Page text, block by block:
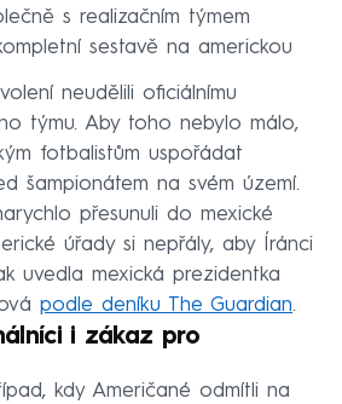
s realizačním týmem
sestavě na americkou
neudělili oficiálnímu
týmu. Aby toho nebylo málo,
fotbalistům uspořádat
šampionátem na svém území.
přesunuli do mexické
úřady si nepřály, aby Íránci
uvedla mexická prezidentka
podle deníku The Guardian.
i zákaz pro
kdy Američané odmítli na